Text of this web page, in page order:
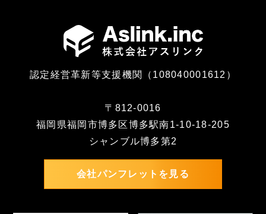
認定経営革新等支援機関（108040001612）
〒812-0016
福岡県福岡市博多区博多駅南1-10-18-205
シャンブル博多第2
会社パンフレットを見る